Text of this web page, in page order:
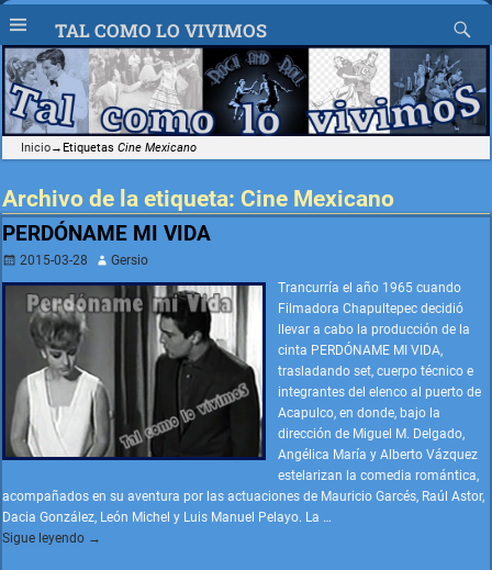
TAL COMO LO VIVIMOS
Inicio→EtiquetasCine Mexicano
Archivo de la etiqueta: Cine Mexicano
PERDÓNAME MI VIDA
2015-03-28
Gersio
Trancurría el año 1965 cuando
Filmadora Chapultepec decidió
llevar a cabo la producción de la
cinta PERDÓNAME MI VIDA,
trasladando set, cuerpo técnico e
integrantes del elenco al puerto de
Acapulco, en donde, bajo la
dirección de Miguel M. Delgado,
Angélica María y Alberto Vázquez
estelarizan la comedia romántica,
acompañados en su aventura por las actuaciones de Mauricio Garcés, Raúl Astor,
Dacia González, León Michel y Luis Manuel Pelayo. La …
Sigue leyendo →